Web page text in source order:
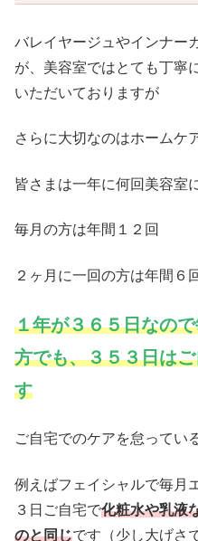
バレイヤージュやインナー
が、美容室ではとても丁寧
いただいておりますが
さらに大切なのはホームケ
皆さまは一年に何回美容室
毎月の方は年間１２回
２ヶ月に一回の方は年間６
１年が３６５日なの
方でも、３５３日は
す
ご自宅でのケアを怠ってい
例えばフェイシャルで毎月
３日ご自宅で化粧水や乳液
のと同じです（少し大げさ